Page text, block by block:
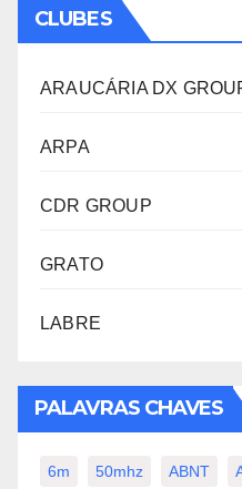
CLUBES
ARAUCÁRIA DX
ARPA
CDR GROUP
GRATO
LABRE
PALAVRAS CHAVES
6m 50mhz ABNT